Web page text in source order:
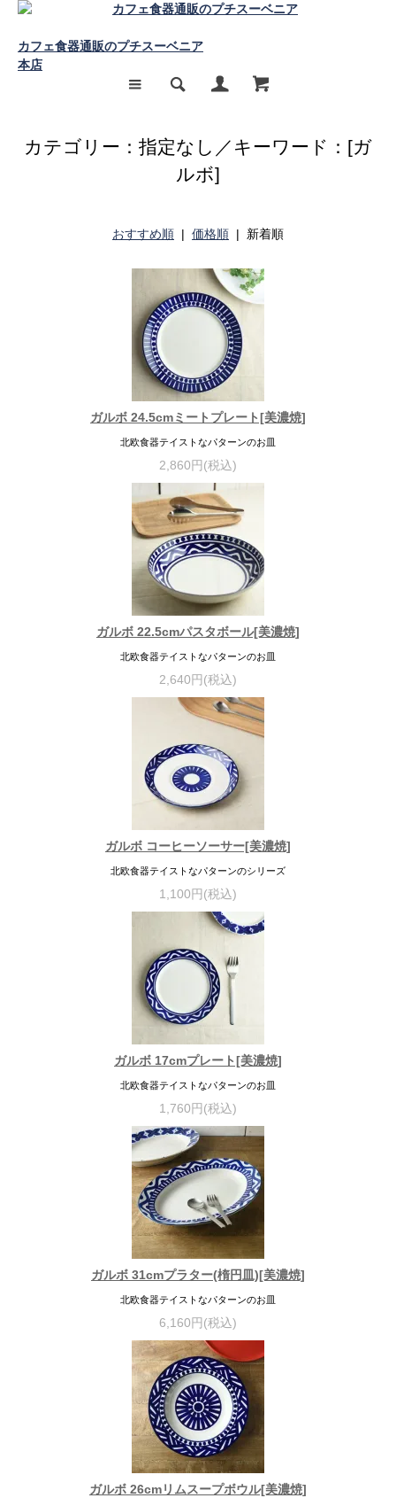
カフェ食器通販のプチスーベニア
本店
カテゴリー：指定なし／キーワード：[ガ
ルボ]
おすすめ順 | 価格順 | 新着順
ガルボ 24.5cmミートプレート[美濃焼]
北欧食器テイストなパターンのお皿
2,860円(税込)
ガルボ 22.5cmパスタボール[美濃焼]
北欧食器テイストなパターンのお皿
2,640円(税込)
ガルボ コーヒーソーサー[美濃焼]
北欧食器テイストなパターンのシリーズ
1,100円(税込)
ガルボ 17cmプレート[美濃焼]
北欧食器テイストなパターンのお皿
1,760円(税込)
ガルボ 31cmプラター(楕円皿)[美濃焼]
北欧食器テイストなパターンのお皿
6,160円(税込)
ガルボ 26cmリムスープボウル[美濃焼]